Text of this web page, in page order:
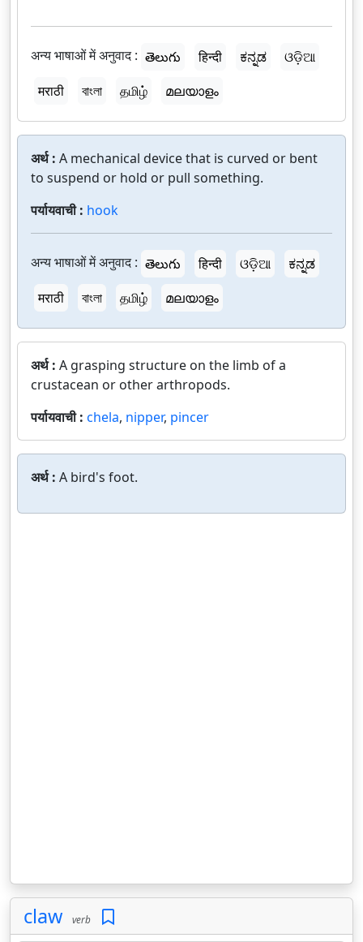
अन्य भाषाओं में अनुवाद : తెలుగు हिन्दी ಕನ್ನಡ
ଓଡ଼ିଆ
मराठी
বাংলা தமிழ் മലയാളം
अर्थ : A mechanical device that is curved or bent
to suspend or hold or pull something.
पर्यायवाची : hook
अन्य भाषाओं में अनुवाद : తెలుగు हिन्दी ଓଡ଼ିଆ
ಕನ್ನಡ
मराठी
বাংলা தமிழ் മലയാളം
अर्थ : A grasping structure on the limb of a
crustacean or other arthropods.
पर्यायवाची : chela, nipper, pincer
अर्थ : A bird's foot.
claw verb